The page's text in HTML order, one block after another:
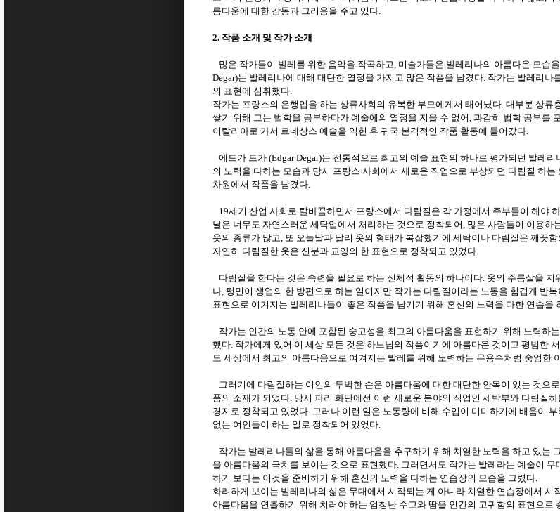
름다움에 대한 감동과 그리움을 주고 있다.
2. 작품 소개 및 작가 소개
많은 작가들이 발레를 위한 음악을 작곡하고, 미술가들은 발레리나의 아름다운 모습
Degar)는 발레리나에 대해 대단한 열정을 가지고 많은 작품을 남겼다. 작가는 발레리나
의 표현에 심취했다.
작가는 프랑스의 은행업을 하는 상류사회의 유복한 부모에게서 태어났다. 대부분 상류
쌓기 위해 그는 법학을 공부하다가 예술에의 열정을 지울 수 없어, 과감히 법학 공부를
이탈리아로 가서 르네상스 예술을 익힌 후 귀국 본격적인 작품 활동에 들어갔다.
에드가 드가 (Edgar Degar)는 전통적으로 최고의 예술 표현의 하나로 평가되던 발레
의 노력을 다하는 모습과 당시 프랑스 사회에서 새로운 직업으로 부상되던 다림질 하
차원에서 작품을 남겼다.
19세기 산업 사회로 탈바꿈하면서 프랑스에서 다림질은 각 가정에서 주부들이 해야
날은 너무도 자연스러운 세탁업에서 처리하는 것으로 정착되어, 많은 사람들이 이용하
옷의 종류가 많고, 또 오늘날과 달리 옷의 형태가 복잡했기에 세탁이나 다림질은 깨끗
자연히 다림질한 옷은 신분과 교양의 한 표현으로 정착되고 있었다.
다림질을 한다는 것은 숙련을 필요로 하는 신체적 활동의 하나이다. 옷의 주름살을 지
나, 평민이 생업의 한 방편으로 하는 일이지만 작가는 다림질이라는 노동을 힘겹게 반
표현으로 여겨지는 발레리나들이 좋은 작품을 남기기 위해 혼신의 노력을 다한 연습을
작가는 인간의 노동 안에 포함된 숭고성을 최고의 아름다움을 표현하기 위해 노력하
했다. 작가에게 있어 이 세상 모든 것은 하느님의 작품이기에 아름다운 것이고 평범한
도 세상에서 최고의 아름다움으로 여겨지는 발레를 위해 노력하는 무용수처럼 숭엄한
그러기에 다림질하는 여인의 투박한 손은 아름다움에 대한 대단한 안목이 있는 것으
품의 소재가 되었다. 당시 파리 화단에선 이런 새로운 분야의 직업인 세탁부와 다림질
경지로 정착되고 있었다. 그러나 이런 일은 노동량에 비해 수입이 미미하기에 배움이
없는 여인들이 하는 일로 정착되어 있었다.
작가는 발레리나들의 삶을 통해 아름다움을 추구하기 위해 치열한 노력을 하고 있는
을 아름다움의 극치를 보이는 것으로 표현했다. 그러면서도 작가는 발레라는 예술이
하기 보다는 이것을 준비하기 위해 혼신의 노력을 다하는 연습장의 모습을 그렸다.
화려하게 보이는 발레리나의 삶은 무대에서 시작되는 게 아니라 치열한 연습장에서 시
아름다움을 연출하기 위해 치러야 하는 엄청난 수고와 땀을 인간의 고귀함의 표현으로